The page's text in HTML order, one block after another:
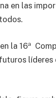
en las
la 16ª